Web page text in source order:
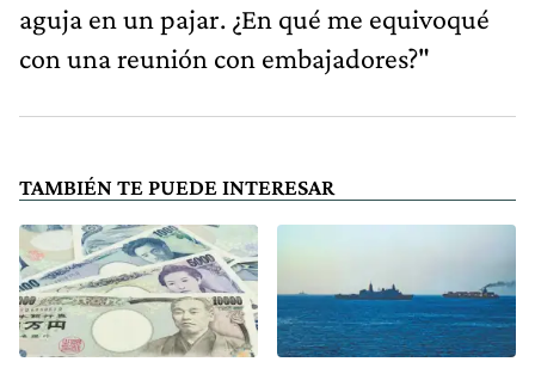
aguja en un pajar. ¿En qué me equivoqué
con una reunión con embajadores?"
TAMBIÉN TE PUEDE INTERESAR